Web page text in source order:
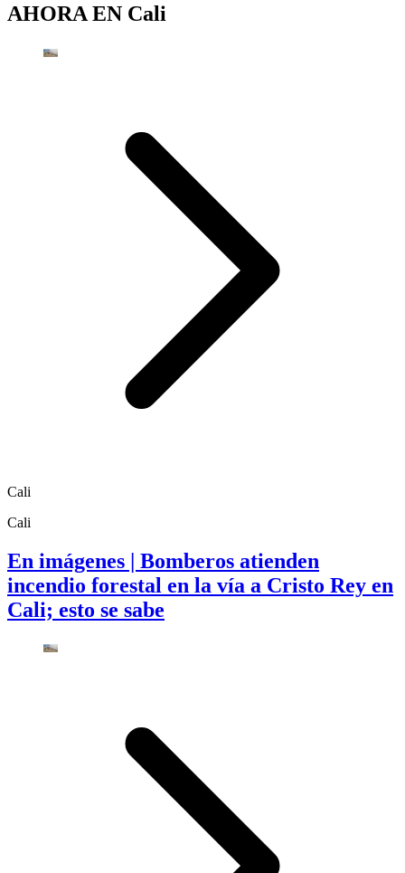
AHORA EN Cali
Cali
Cali
En imágenes | Bomberos atienden
incendio forestal en la vía a Cristo Rey en
Cali; esto se sabe